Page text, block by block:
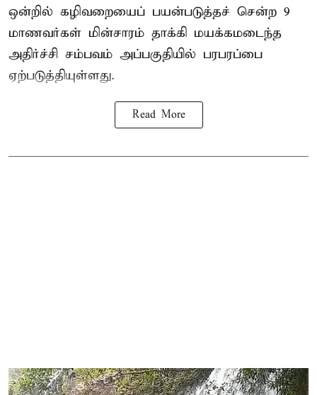
ஒன்றில் கழிவறையைப் பயன்படுத்தச் சென்ற 9
மாணவர்கள் மின்சாரம் தாக்கி மயக்கமடைந்த
அதிர்ச்சி சம்பவம் அப்பகுதியில் பரபரப்பை
ஏற்படுத்தியுள்ளது.
Read More